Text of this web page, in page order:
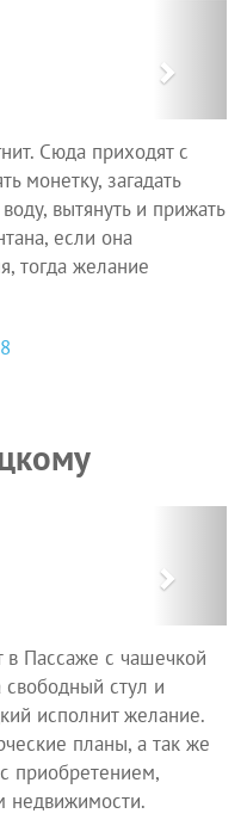
Сюда приходят с
монетку, загадать
вытянуть и прижать
если она
тогда желание
в Пассаже с чашечкой
стул и
исполнит желание.
планы, а так же
приобретением,
недвижимости.